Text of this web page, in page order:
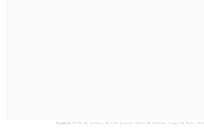
Keywords: SWITEK IML Solutions, GECH IML Solutions, Welllih IML Solutions, Chuany IML Robot, GH